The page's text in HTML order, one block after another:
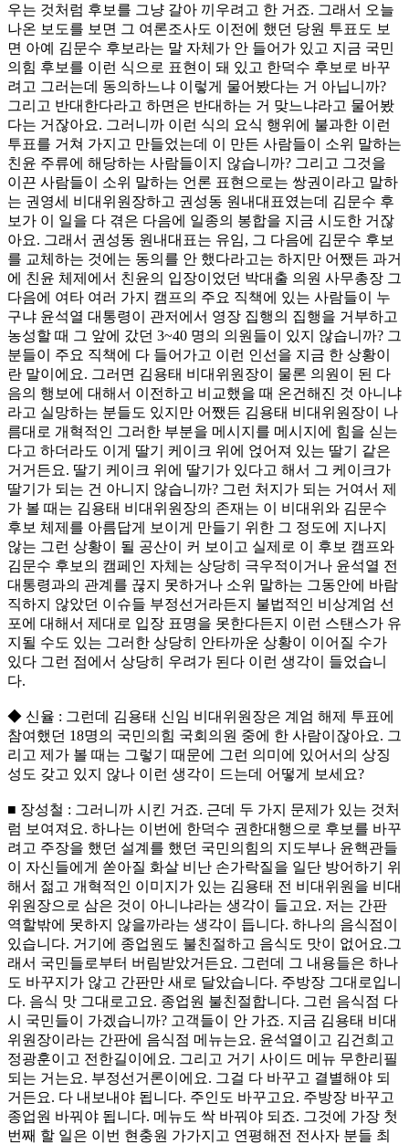
우는 것처럼 후보를 그냥 갈아 끼우려고 한 거죠. 그래서 오늘
나온 보도를 보면 그 여론조사도 이전에 했던 당원 투표도 보
면 아예 김문수 후보라는 말 자체가 안 들어가 있고 지금 국민
의힘 후보를 이런 식으로 표현이 돼 있고 한덕수 후보로 바꾸
려고 그러는데 동의하느냐 이렇게 물어봤다는 거 아닙니까?
그리고 반대한다라고 하면은 반대하는 거 맞느냐라고 물어봤
다는 거잖아요. 그러니까 이런 식의 요식 행위에 불과한 이런
투표를 거쳐 가지고 만들었는데 이 만든 사람들이 소위 말하는
친윤 주류에 해당하는 사람들이지 않습니까? 그리고 그것을
이끈 사람들이 소위 말하는 언론 표현으로는 쌍권이라고 말하
는 권영세 비대위원장하고 권성동 원내대표였는데 김문수 후
보가 이 일을 다 겪은 다음에 일종의 봉합을 지금 시도한 거잖
아요. 그래서 권성동 원내대표는 유임, 그 다음에 김문수 후보
를 교체하는 것에는 동의를 안 했다라고는 하지만 어쨌든 과거
에 친윤 체제에서 친윤의 입장이었던 박대출 의원 사무총장 그
다음에 여타 여러 가지 캠프의 주요 직책에 있는 사람들이 누
구냐 윤석열 대통령이 관저에서 영장 집행의 집행을 거부하고
농성할 때 그 앞에 갔던 3~40 명의 의원들이 있지 않습니까? 그
분들이 주요 직책에 다 들어가고 이런 인선을 지금 한 상황이
란 말이에요. 그러면 김용태 비대위원장이 물론 의원이 된 다
음의 행보에 대해서 이전하고 비교했을 때 온건해진 것 아니냐
라고 실망하는 분들도 있지만 어쨌든 김용태 비대위원장이 나
름대로 개혁적인 그러한 부분을 메시지를 메시지에 힘을 싣는
다고 하더라도 이게 딸기 케이크 위에 얹어져 있는 딸기 같은
거거든요. 딸기 케이크 위에 딸기가 있다고 해서 그 케이크가
딸기가 되는 건 아니지 않습니까? 그런 처지가 되는 거여서 제
가 볼 때는 김용태 비대위원장의 존재는 이 비대위와 김문수
후보 체제를 아름답게 보이게 만들기 위한 그 정도에 지나지
않는 그런 상황이 될 공산이 커 보이고 실제로 이 후보 캠프와
김문수 후보의 캠페인 자체는 상당히 극우적이거나 윤석열 전
대통령과의 관계를 끊지 못하거나 소위 말하는 그동안에 바람
직하지 않았던 이슈들 부정선거라든지 불법적인 비상계엄 선
포에 대해서 제대로 입장 표명을 못한다든지 이런 스탠스가 유
지될 수도 있는 그러한 상당히 안타까운 상황이 이어질 수가
있다 그런 점에서 상당히 우려가 된다 이런 생각이 들었습니
다.
◆ 신율 : 그런데 김용태 신임 비대위원장은 계엄 해제 투표에
참여했던 18명의 국민의힘 국회의원 중에 한 사람이잖아요. 그
리고 제가 볼 때는 그렇기 때문에 그런 의미에 있어서의 상징
성도 갖고 있지 않나 이런 생각이 드는데 어떻게 보세요?
■ 장성철 : 그러니까 시킨 거죠. 근데 두 가지 문제가 있는 것처
럼 보여져요. 하나는 이번에 한덕수 권한대행으로 후보를 바꾸
려고 주장을 했던 설계를 했던 국민의힘의 지도부나 윤핵관들
이 자신들에게 쏟아질 화살 비난 손가락질을 일단 방어하기 위
해서 젊고 개혁적인 이미지가 있는 김용태 전 비대위원을 비대
위원장으로 삼은 것이 아니냐라는 생각이 들고요. 저는 간판
역할밖에 못하지 않을까라는 생각이 듭니다. 하나의 음식점이
있습니다. 거기에 종업원도 불친절하고 음식도 맛이 없어요.그
래서 국민들로부터 버림받았거든요. 그런데 그 내용들은 하나
도 바꾸지가 않고 간판만 새로 달았습니다. 주방장 그대로입니
다. 음식 맛 그대로고요. 종업원 불친절합니다. 그런 음식점 다
시 국민들이 가겠습니까? 고객들이 안 가죠. 지금 김용태 비대
위원장이라는 간판에 음식점 메뉴는요. 윤석열이고 김건희고
정광훈이고 전한길이에요. 그리고 거기 사이드 메뉴 무한리필
되는 거는요. 부정선거론이에요. 그걸 다 바꾸고 결별해야 되
거든요. 다 내보내야 됩니다. 주인도 바꾸고요. 주방장 바꾸고
종업원 바꿔야 됩니다. 메뉴도 싹 바꿔야 되죠. 그것에 가장 첫
번째 할 일은 이번 현충원 가가지고 연평해전 전사자 분들 최